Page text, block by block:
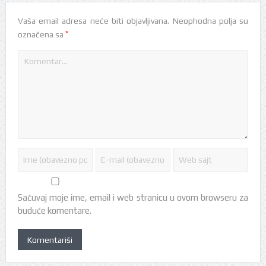
Vaša email adresa neće biti objavljivana. Neophodna polja su
označena sa *
Sačuvaj moje ime, email i web stranicu u ovom browseru za
buduće komentare.